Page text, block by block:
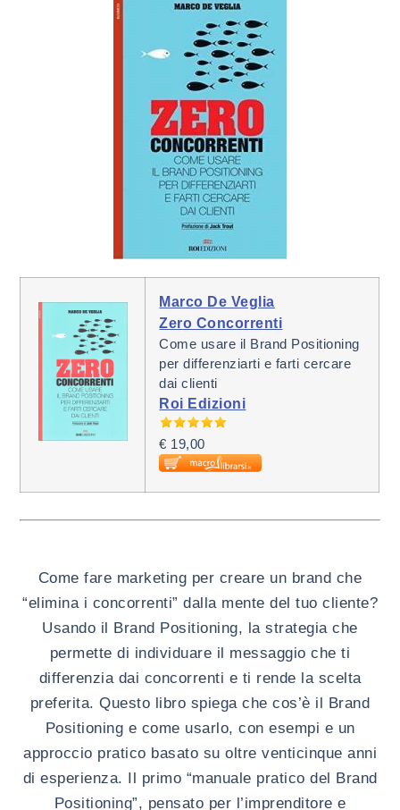
Marco De Veglia
Zero Concorrenti
Come usare il Brand Positioning
per differenziarti e farti cercare
dai clienti
Roi Edizioni
€ 19,00
Come fare marketing per creare un brand che
“elimina i concorrenti” dalla mente del tuo cliente?
Usando il Brand Positioning, la strategia che
permette di individuare il messaggio che ti
differenzia dai concorrenti e ti rende la scelta
preferita. Questo libro spiega che cos’è il Brand
Positioning e come usarlo, con esempi e un
approccio pratico basato su oltre venticinque anni
di esperienza. Il primo “manuale pratico del Brand
Positioning”, pensato per l’imprenditore e